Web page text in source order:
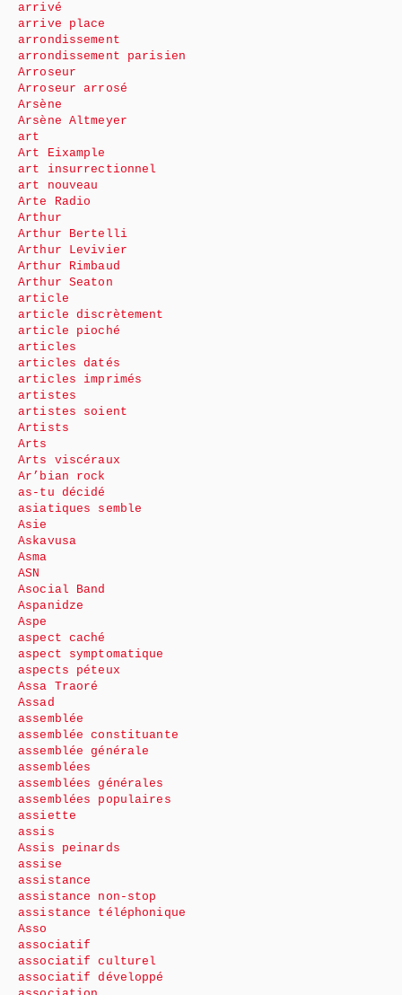
arrivé
arrive place
arrondissement
arrondissement parisien
Arroseur
Arroseur arrosé
Arsène
Arsène Altmeyer
art
Art Eixample
art insurrectionnel
art nouveau
Arte Radio
Arthur
Arthur Bertelli
Arthur Levivier
Arthur Rimbaud
Arthur Seaton
article
article discrètement
article pioché
articles
articles datés
articles imprimés
artistes
artistes soient
Artists
Arts
Arts viscéraux
Ar’bian rock
as-tu décidé
asiatiques semble
Asie
Askavusa
Asma
ASN
Asocial Band
Aspanidze
Aspe
aspect caché
aspect symptomatique
aspects péteux
Assa Traoré
Assad
assemblée
assemblée constituante
assemblée générale
assemblées
assemblées générales
assemblées populaires
assiette
assis
Assis peinards
assise
assistance
assistance non-stop
assistance téléphonique
Asso
associatif
associatif culturel
associatif développé